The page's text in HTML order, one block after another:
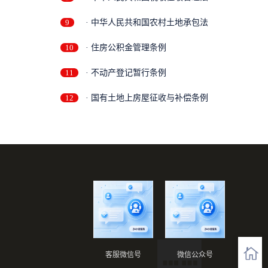
9 · 中华人民共和国农村土地承包法
10 · 住房公积金管理条例
11 · 不动产登记暂行条例
12 · 国有土地上房屋征收与补偿条例
微信公众号
客服微信号